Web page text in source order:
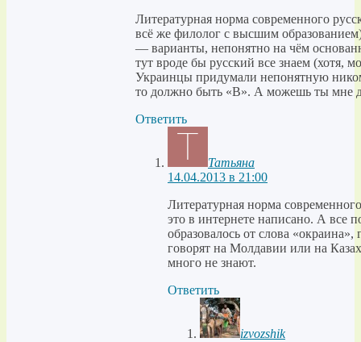
Литературная норма современного
всё же филолог с высшим
— варианты, непонятно на чём
тут вроде бы русский все знаем (хотя,
Украинцы придумали непонятную
то должно быть «В». А можешь ты мне
Ответить
Татьяна
14.04.2013 в 21:00
Литературная норма
это в интернете написано. А все
образовалось от слова
говорят на Молдавии или на
много не знают.
Ответить
izvozshik